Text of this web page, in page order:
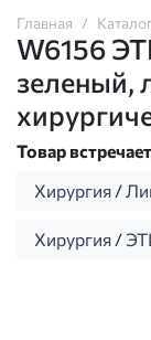
Главная
W6156
зеленый,
Товар
Хирургия /
Хирургия /